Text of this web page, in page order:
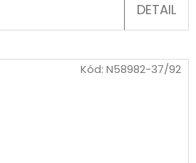
DETAIL
Kód: N58982-37/92